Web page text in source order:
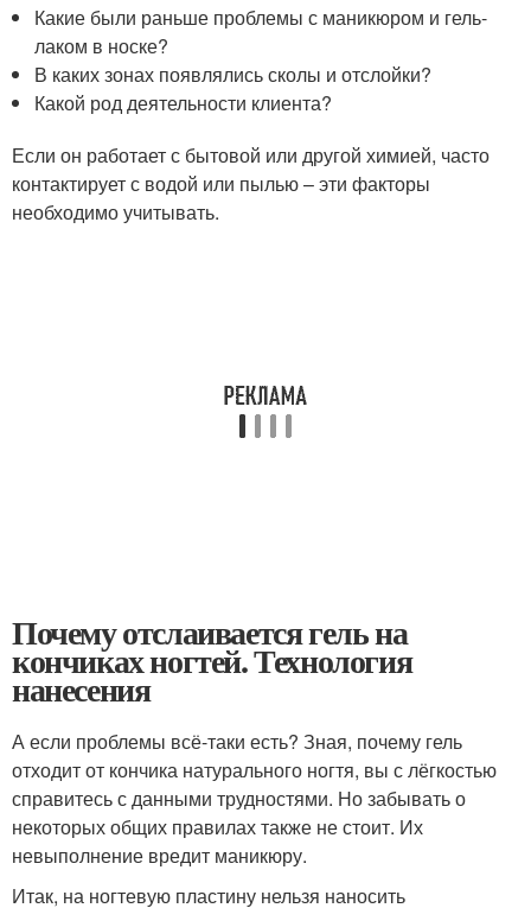
Какие были раньше проблемы с маникюром и гель-
лаком в носке?
В каких зонах появлялись сколы и отслойки?
Какой род деятельности клиента?
Если он работает с бытовой или другой химией, часто
контактирует с водой или пылью – эти факторы
необходимо учитывать.
Почему отслаивается гель на
кончиках ногтей. Технология
нанесения
А если проблемы всё-таки есть? Зная, почему гель
отходит от кончика натурального ногтя, вы с лёгкостью
справитесь с данными трудностями. Но забывать о
некоторых общих правилах также не стоит. Их
невыполнение вредит маникюру.
Итак, на ногтевую пластину нельзя наносить